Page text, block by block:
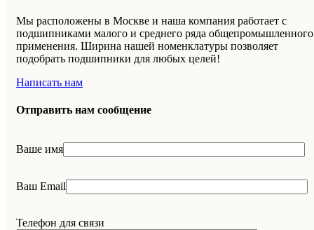
Мы расположены в Москве и наша компания работает с
подшипниками малого и среднего ряда общепромышленного
применения. Ширина нашей номенклатуры позволяет
подобрать подшипники для любых целей!
Написать нам
Отправить нам сообщение
Ваше имя
Ваш Email
Телефон для связи